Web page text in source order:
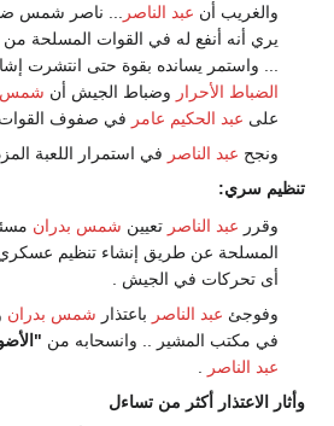
والغريب أن عبد الناصر
... ناصر شمس
يري أنه أنفع له في القوات المسلحة
... واستمر يسانده بقوة حتى انتشرت
الضباط الأحرار وضباط الجيش أن شمس
على عبد الحكيم عامر في صفوف القوات
ونجح عبد الناصر في استمرار اللعبة
تنظيم سري:
وقرر عبد الناصر تعيين شمس بدران
المسلحة عن طريق إنشاء تنظيم
أى تحركات في الجيش .
وفوجئ عبد الناصر باعتذار شمس بدران
في مكتب المشير .. وانسحابه من
عبد الناصر .
وأثار الاعتذار أكثر من تساءل